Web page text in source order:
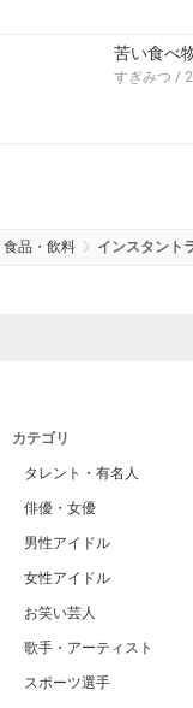
苦い食べ
すぎみつ /
食品・飲料 インスタント
カテゴリ
タレント・有名人
俳優・女優
男性アイドル
女性アイドル
お笑い芸人
歌手・アーティスト
スポーツ選手